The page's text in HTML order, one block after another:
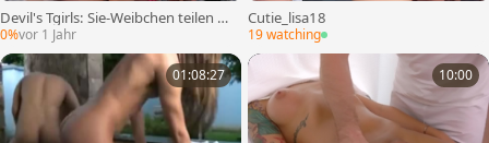
Devil's Tgirls: Sie-Weibchen teilen kl
ebrige Geheimnisse
0%vor 1 Jahr
Cutie_lisa18
19 watching
01:08:27 10:00